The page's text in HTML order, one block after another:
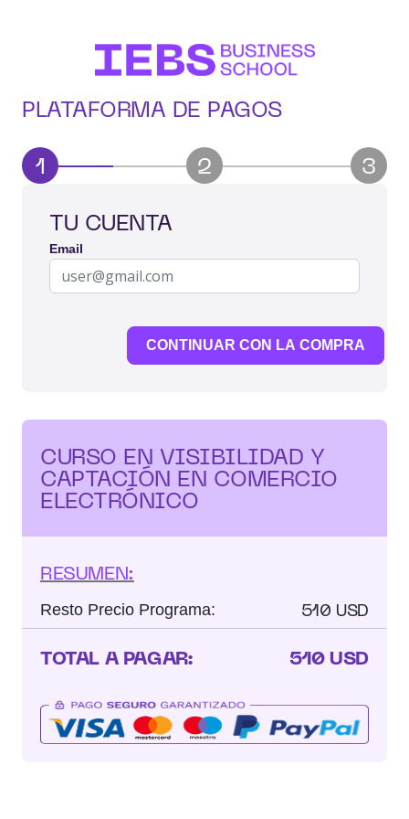
PLATAFORMA DE PAGOS
1 2 3
TU CUENTA
Email
CONTINUAR CON LA COMPRA
CURSO EN VISIBILIDAD Y
CAPTACIÓN EN COMERCIO
ELECTRÓNICO
RESUMEN:
Resto Precio Programa: 510 USD
TOTAL A PAGAR: 510 USD